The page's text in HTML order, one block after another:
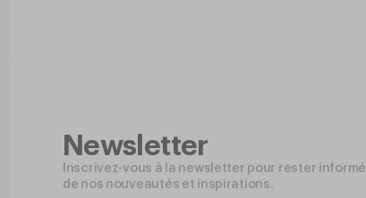
Newsletter
Inscrivez-vous à la newsletter pour rester informé
de nos nouveautés et inspirations.